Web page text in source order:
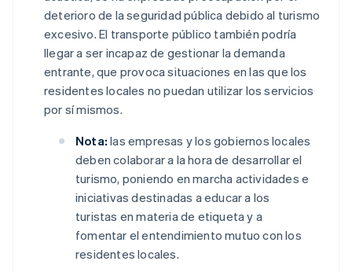
deterioro de la seguridad pública debido al turismo
excesivo. El transporte público también podría
llegar a ser incapaz de gestionar la demanda
entrante, que provoca situaciones en las que los
residentes locales no puedan utilizar los servicios
por sí mismos.
Nota: las empresas y los gobiernos locales
deben colaborar a la hora de desarrollar el
turismo, poniendo en marcha actividades e
iniciativas destinadas a educar a los
turistas en materia de etiqueta y a
fomentar el entendimiento mutuo con los
residentes locales.